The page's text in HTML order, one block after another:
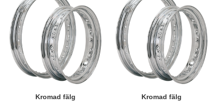
Kromad fälg
Kromad fälg